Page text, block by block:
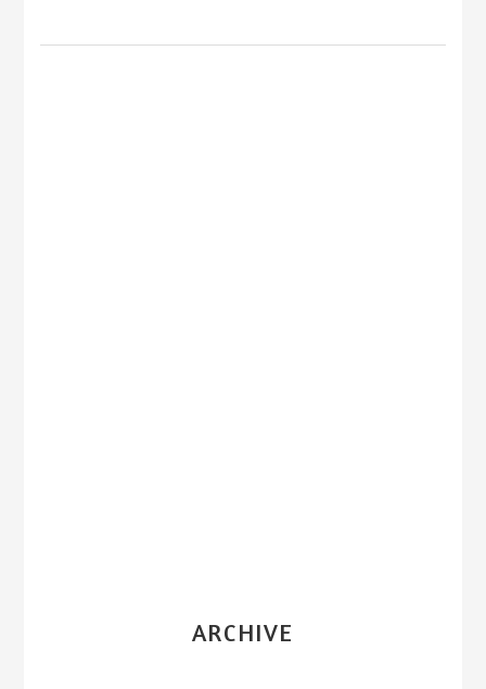
ARCHIVE